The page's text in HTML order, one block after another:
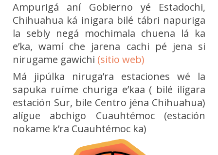
Ampurigá aní Gobierno yé Estadochi,
Chihuahua ká inigara bilé tábri napuriga
la sebly negá mochimala chuena lá ka
e’ka, wamí che jarena cachi pé jena si
nirugame gawichi (sitio web)
Má jipúlka niruga’ra estaciones wé la
sapuka ruíme churiga e’kaa ( bilé ilígara
estación Sur, bile Centro jéna Chihuahua)
alígue abchigo Cuauhtémoc (estación
nokame k’ra Cuauhtémoc ka)